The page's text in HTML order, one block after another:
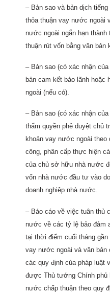
– Bản sao và bản dịch
thỏa thuận vay nước ngoài
nước ngoài ngắn hạn thành
thuận rút vốn bằng văn bản
– Bản sao (có xác nhận
bản cam kết bảo lãnh hoặc
ngoài (nếu có).
– Bản sao (có xác nhận
thẩm quyền phê duyệt chủ
khoản vay nước ngoài theo
công, phân cấp thực hiện
của chủ sở hữu nhà nước
vốn nhà nước đầu tư vào
doanh nghiệp nhà nước.
– Báo cáo về việc tuân thủ
nước về các tỷ lệ bảo đảm
tại thời điểm cuối tháng
vay nước ngoài và văn bản
các quy định của pháp luật
được Thủ tướng Chính phủ
nước chấp thuận theo quy